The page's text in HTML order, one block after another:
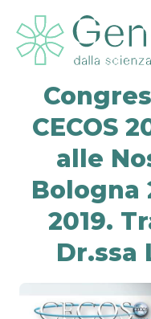
CECOS
alle
Bologna
2019.
Dr.ssa